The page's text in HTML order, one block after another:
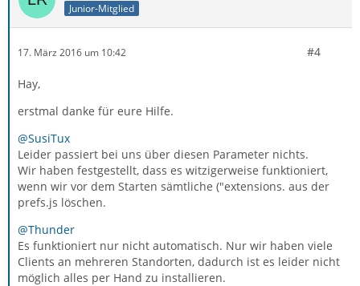
Junior-Mitglied
17. März 2016 um 10:42 #4
Hay,
erstmal danke für eure Hilfe.
@SusiTux
Leider passiert bei uns über diesen Parameter nichts.
Wir haben festgestellt, dass es witzigerweise funktioniert,
wenn wir vor dem Starten sämtliche ("extensions. aus der
prefs.js löschen.
@Thunder
Es funktioniert nur nicht automatisch. Nur wir haben viele
Clients an mehreren Standorten, dadurch ist es leider nicht
möglich alles per Hand zu installieren.